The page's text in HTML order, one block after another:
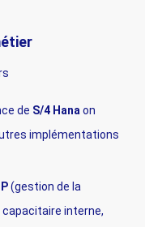
de S/4 Hana on
implémentations
(gestion de la
interne,